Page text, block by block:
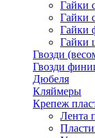
Гайки
Гайки
Гайки
Гайки
Гвозди
Гвозди
Дюбеля
Кляймеры
Крепеж
Лента